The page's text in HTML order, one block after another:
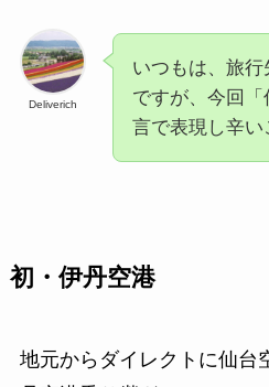
Deliverich
いつもは、旅
ですが、今回
言で表現し辛い
初・伊丹空港
地元からダイレクトに仙台